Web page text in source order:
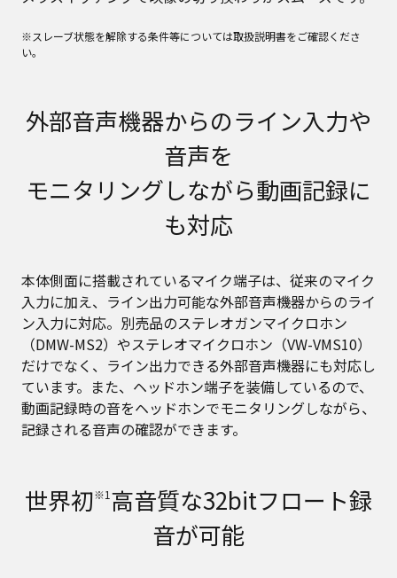
※スレーブ状態を解除する条件等については取扱説明書をご確認くださ
い。
外部音声機器からのライン入力や
音声を
モニタリングしながら動画記録に
も対応
本体側面に搭載されているマイク端子は、従来のマイク
入力に加え、ライン出力可能な外部音声機器からのライ
ン入力に対応。別売品のステレオガンマイクロホン
（DMW-MS2）やステレオマイクロホン（VW-VMS10）
だけでなく、ライン出力できる外部音声機器にも対応し
ています。また、ヘッドホン端子を装備しているので、
動画記録時の音をヘッドホンでモニタリングしながら、
記録される音声の確認ができます。
世界初※1 高音質な32bitフロート録
音が可能